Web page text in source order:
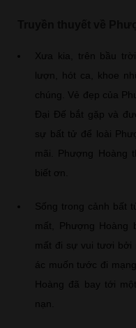
Xưa kia, trên bầu
lượn, hót ca, khoe
chúng. Vẻ đẹp của
Đại Đế bắt gặp và
sự bất tử để loài
mãi. Phượng Hoàng
biết ơn.
Sống trong cảnh bất
mất, Phượng Hoàng
mất đi sự vui tươi bởi
ác muốn tước đi
Hoàng đã bay tới
nạn.